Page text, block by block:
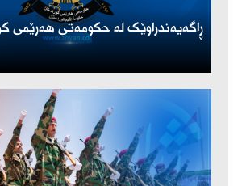
ڕاگەیەندراوێک لە حکومەتی هەرێمی